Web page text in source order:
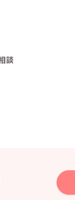
行するため
ータの作成のため
保護方針の策定
談